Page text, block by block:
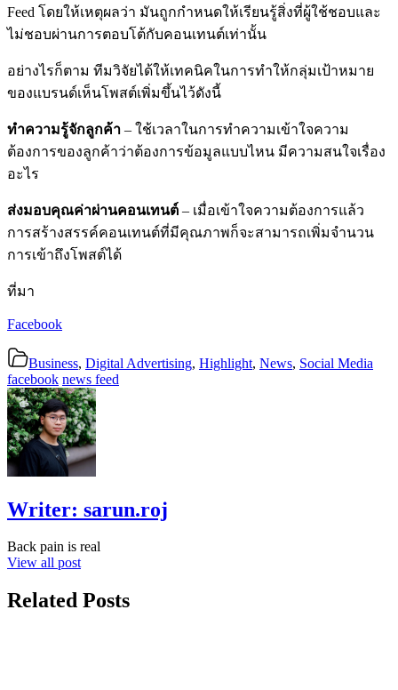
Feed โดยให้เหตุผลว่า มันถูกกำหนดให้เรียนรู้สิ่งที่ผู้ใช้ชอบและ
ไม่ชอบผ่านการตอบโต้กับคอนเทนต์เท่านั้น
อย่างไรก็ตาม ทีมวิจัยได้ให้เทคนิคในการทำให้กลุ่มเป้าหมาย
ของแบรนด์เห็นโพสต์เพิ่มขึ้นไว้ดังนี้
ทำความรู้จักลูกค้า – ใช้เวลาในการทำความเข้าใจความ
ต้องการของลูกค้าว่าต้องการข้อมูลแบบไหน มีความสนใจเรื่อง
อะไร
ส่งมอบคุณค่าผ่านคอนเทนต์ – เมื่อเข้าใจความต้องการแล้ว
การสร้างสรรค์คอนเทนต์ที่มีคุณภาพก็จะสามารถเพิ่มจำนวน
การเข้าถึงโพสต์ได้
ที่มา
Facebook
Business, Digital Advertising, Highlight, News, Social Media
facebook news feed
Writer: sarun.roj
Back pain is real
View all post
Related Posts